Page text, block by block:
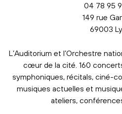
04 78 95
149 rue
69003
L’Auditorium et l’Orchestre
cœur de la cité. 160
symphoniques, récitals, ciné-
musiques actuelles et
ateliers,